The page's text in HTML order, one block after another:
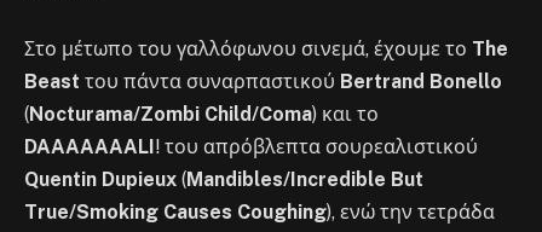
Στο μέτωπο του γαλλόφωνου σινεμά, έχουμε το The
Beast του πάντα συναρπαστικού Bertrand Bonello
(Nocturama/Zombi Child/Coma) και το
DAAAAAAALI ! του απρόβλεπτα σουρεαλιστικού
Quentin Dupieux (Mandibles/Incredible But
True/Smoking Causes Coughing), ενώ την τετράδα